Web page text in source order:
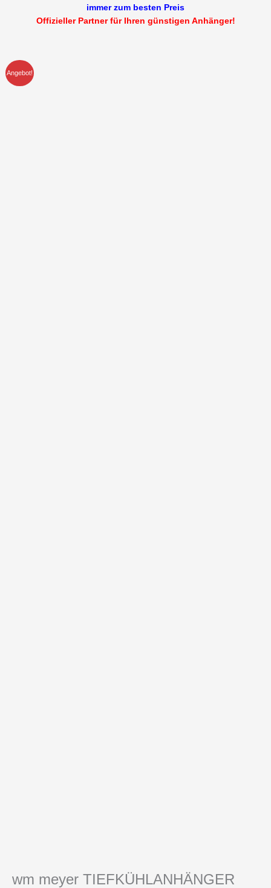
immer zum besten Preis
Offizieller Partner für Ihren günstigen Anhänger!
Angebot!
wm meyer TIEFKÜHLANHÄNGER